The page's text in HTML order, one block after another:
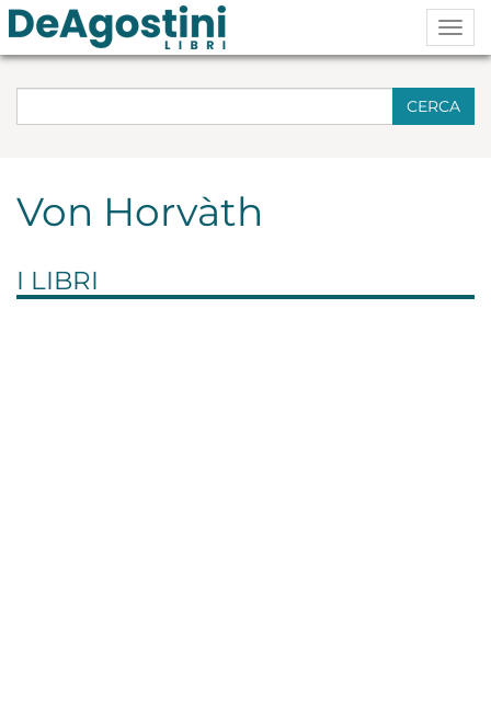
CERCA
Von Horvàth
I LIBRI